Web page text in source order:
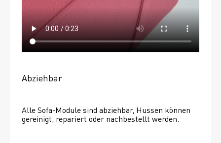
Abziehbar
Alle Sofa-Module sind abziehbar, Hussen können
gereinigt, repariert oder nachbestellt werden.